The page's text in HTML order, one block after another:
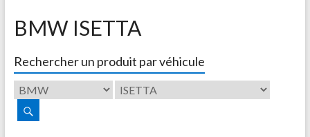
BMW ISETTA
Rechercher un produit par véhicule